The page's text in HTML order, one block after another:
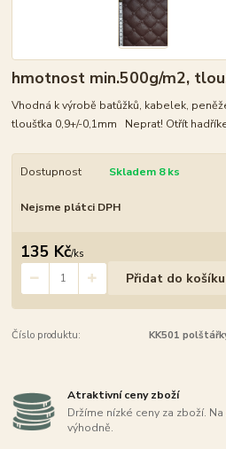
hmotnost min.500g/m2,
Vhodná k výrobě batůžků, kabelek,
tloušťka 0,9+/-0,1mm Neprat! Otřít
Dostupnost Skladem 8 ks
Nejsme plátci DPH
135 Kč/ks
Přidat do košíku
Číslo produktu: KK501
Atraktivní ceny zboží
Držíme nízké ceny za zboží.
výhodně.